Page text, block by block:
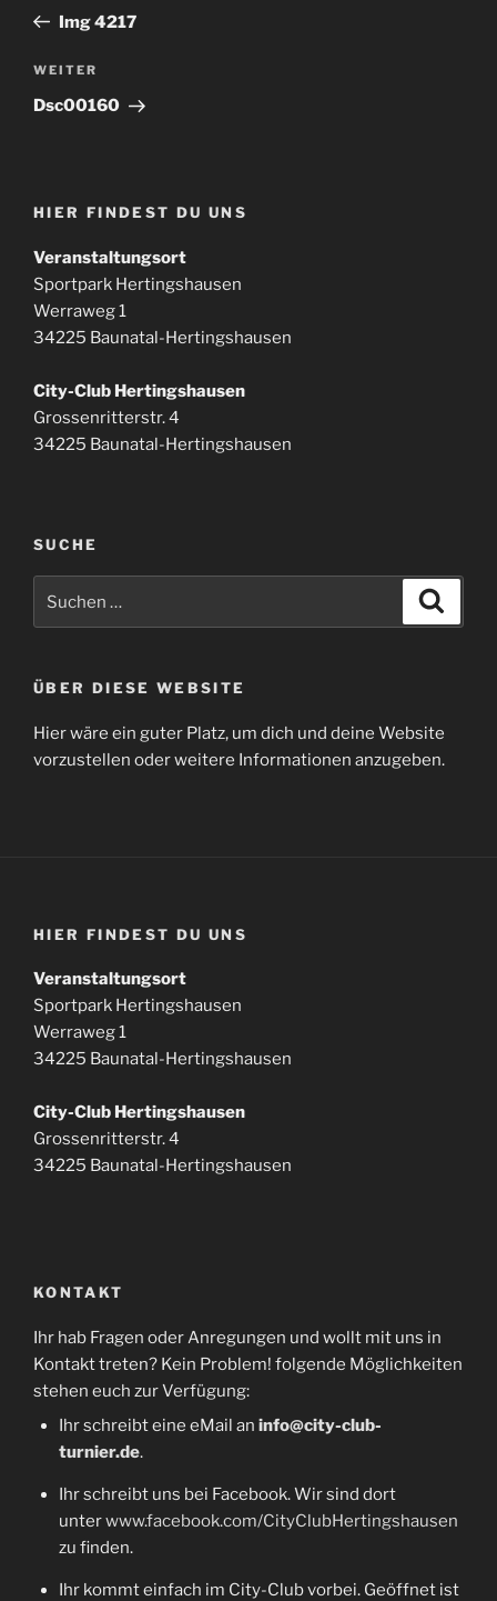
Beitrag
Img 4217
Nächster
Beitrag
WEITER
Dsc00160
HIER FINDEST DU UNS
Veranstaltungsort
Sportpark Hertingshausen
Werraweg 1
34225 Baunatal-Hertingshausen
City-Club Hertingshausen
Grossenritterstr. 4
34225 Baunatal-Hertingshausen
SUCHE
nach:
ÜBER DIESE WEBSITE
Hier wäre ein guter Platz, um dich und deine Website
vorzustellen oder weitere Informationen anzugeben.
HIER FINDEST DU UNS
Veranstaltungsort
Sportpark Hertingshausen
Werraweg 1
34225 Baunatal-Hertingshausen
City-Club Hertingshausen
Grossenritterstr. 4
34225 Baunatal-Hertingshausen
KONTAKT
Ihr hab Fragen oder Anregungen und wollt mit uns in
Kontakt treten? Kein Problem! folgende Möglichkeiten
stehen euch zur Verfügung:
Ihr schreibt eine eMail an info@city-club-
turnier.de.
Ihr schreibt uns bei Facebook. Wir sind dort
unterwww.facebook.com/CityClubHertingshausen
zu finden.
Ihr kommt einfach im City-Club vorbei. Geöffnet ist